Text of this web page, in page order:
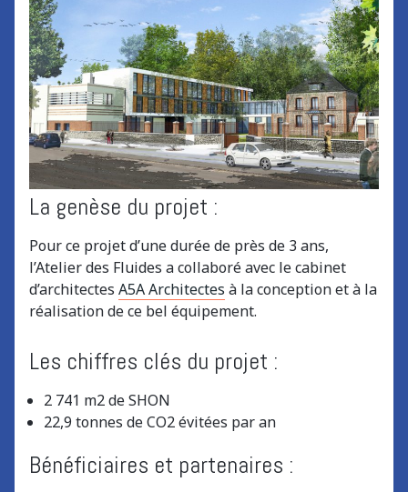
La genèse du projet :
Pour ce projet d’une durée de près de 3 ans,
l’Atelier des Fluides a collaboré avec le cabinet
d’architectes A5AArchitectes à la conception et à la
réalisation de ce bel équipement.
Les chiffres clés du projet :
2 741 m2 de SHON
22,9 tonnes de CO2 évitées par an
Bénéficiaires et partenaires :